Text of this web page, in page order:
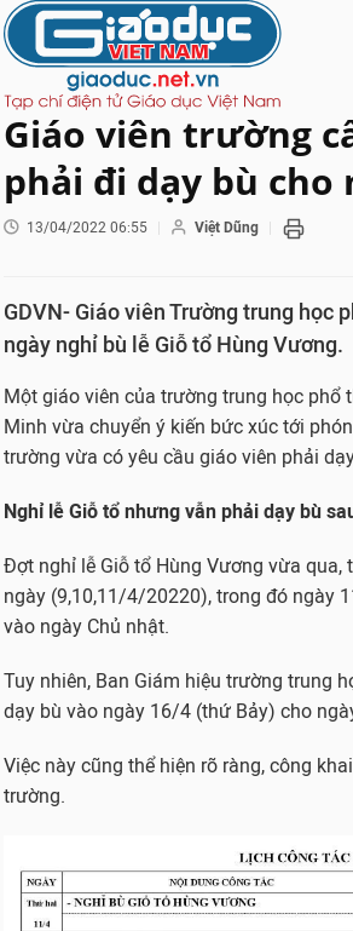
Giáo viên trường
phải đi dạy bù cho
13/04/2022 06:55 Việt Dũng
GDVN- Giáo viên Trường trung học
ngày nghỉ bù lễ Giỗ tổ Hùng Vương.
Một giáo viên của trường trung học phổ
Minh vừa chuyển ý kiến bức xúc tới
trường vừa có yêu cầu giáo viên phải
Nghỉ lễ Giỗ tổ nhưng vẫn phải dạy bù
Đợt nghỉ lễ Giỗ tổ Hùng Vương vừa
ngày (9,10,11/4/20220), trong đó ngày
vào ngày Chủ nhật.
Tuy nhiên, Ban Giám hiệu trường trung
dạy bù vào ngày 16/4 (thứ Bảy) cho
Việc này cũng thể hiện rõ ràng, công
trường.